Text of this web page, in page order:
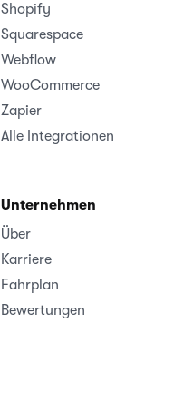
Shopify
Squarespace
Webflow
WooCommerce
Zapier
Alle Integrationen
Unternehmen
Über
Karriere
Fahrplan
Bewertungen